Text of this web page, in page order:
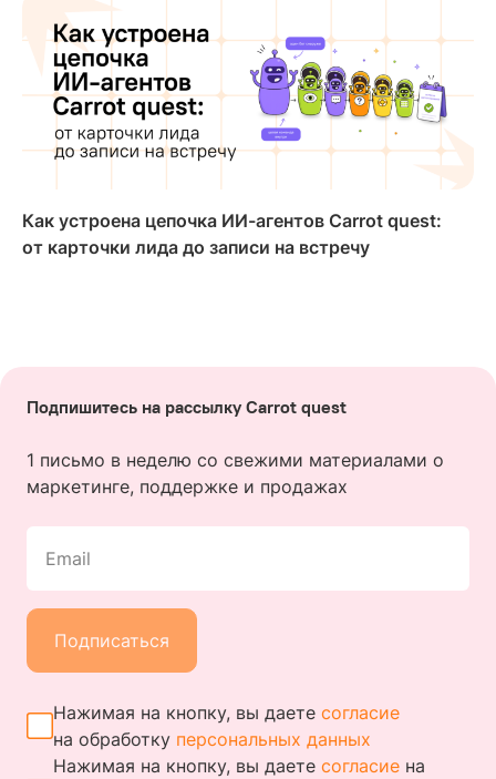
Как устроена цепочка ИИ-агентов Carrot quest:
от карточки лида до записи на встречу
Подпишитесь на рассылку Carrot quest
1 письмо в неделю со свежими материалами о
маркетинге, поддержке и продажах
Email
Подписаться
Нажимая на кнопку, вы даете согласие
на обработку персональных данных
Нажимая на кнопку, вы даете согласие на